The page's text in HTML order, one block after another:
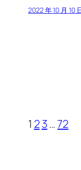
2022 年 10 月 10
1 23…72